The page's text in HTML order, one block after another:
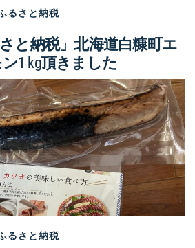
るさと納税
さと納税」北海道白糠町エ
1 kg頂きました
るさと納税